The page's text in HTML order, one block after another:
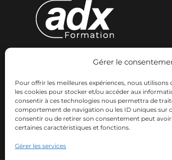
Gérer le
Pour offrir les meilleures expériences, nous utilisons
les cookies pour stocker et/ou accéder aux
consentir à ces technologies nous permettra de
comportement de navigation ou les ID uniques sur
consentir ou de retirer son consentement peut
certaines caractéristiques et fonctions.
Gérer les services
Expertise et innovation pour votre
votre réussite professionnelle avec
des solutions adaptées.